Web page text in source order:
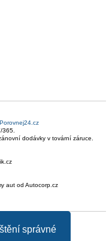
správné
Porovnej24.cz
365.
dodávky v tovární záruce.
aut od Autocorp.cz